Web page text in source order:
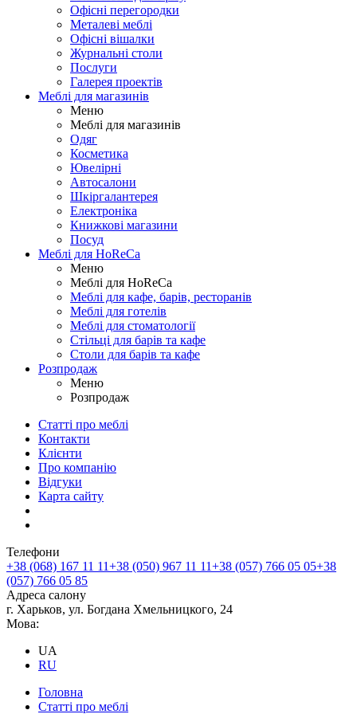
Офісні перегородки
Металеві меблі
Офісні вішалки
Журнальні столи
Послуги
Галерея проектів
Меблі для магазинів
Меню
Меблі для магазинів
Одяг
Косметика
Ювелірні
Автосалони
Шкіргалантерея
Електроніка
Книжкові магазини
Посуд
Меблі для HoReCa
Меню
Меблі для HoReCa
Меблі для кафе, барів, ресторанів
Меблі для готелів
Меблі для стоматології
Стільці для барів та кафе
Столи для барів та кафе
Розпродаж
Меню
Розпродаж
Статті про меблі
Контакти
Клієнти
Про компанію
Відгуки
Карта сайту
Телефони
+38 (068) 167 11 11+38 (050) 967 11 11+38 (057) 766 05 05+38
(057) 766 05 85
Адреса салону
г. Харьков, ул. Богдана Хмельницкого, 24
Мова:
UA
RU
Головна
Статті про меблі